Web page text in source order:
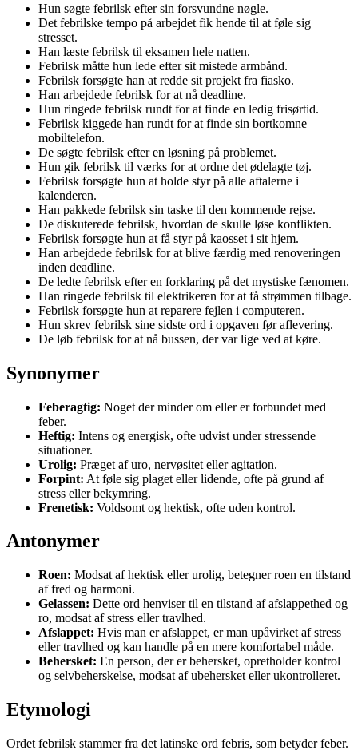
Hun søgte febrilsk efter sin forsvundne nøgle.
Det febrilske tempo på arbejdet fik hende til at føle sig
stresset.
Han læste febrilsk til eksamen hele natten.
Febrilsk måtte hun lede efter sit mistede armbånd.
Febrilsk forsøgte han at redde sit projekt fra fiasko.
Han arbejdede febrilsk for at nå deadline.
Hun ringede febrilsk rundt for at finde en ledig frisørtid.
Febrilsk kiggede han rundt for at finde sin bortkomne
mobiltelefon.
De søgte febrilsk efter en løsning på problemet.
Hun gik febrilsk til værks for at ordne det ødelagte tøj.
Febrilsk forsøgte hun at holde styr på alle aftalerne i
kalenderen.
Han pakkede febrilsk sin taske til den kommende rejse.
De diskuterede febrilsk, hvordan de skulle løse konflikten.
Febrilsk forsøgte hun at få styr på kaosset i sit hjem.
Han arbejdede febrilsk for at blive færdig med renoveringen
inden deadline.
De ledte febrilsk efter en forklaring på det mystiske fænomen.
Han ringede febrilsk til elektrikeren for at få strømmen tilbage.
Febrilsk forsøgte hun at reparere fejlen i computeren.
Hun skrev febrilsk sine sidste ord i opgaven før aflevering.
De løb febrilsk for at nå bussen, der var lige ved at køre.
Synonymer
Feberagtig: Noget der minder om eller er forbundet med
feber.
Heftig: Intens og energisk, ofte udvist under stressende
situationer.
Urolig: Præget af uro, nervøsitet eller agitation.
Forpint: At føle sig plaget eller lidende, ofte på grund af
stress eller bekymring.
Frenetisk: Voldsomt og hektisk, ofte uden kontrol.
Antonymer
Roen: Modsat af hektisk eller urolig, betegner roen en tilstand
af fred og harmoni.
Gelassen: Dette ord henviser til en tilstand af afslappethed og
ro, modsat af stress eller travlhed.
Afslappet: Hvis man er afslappet, er man upåvirket af stress
eller travlhed og kan handle på en mere komfortabel måde.
Behersket: En person, der er behersket, opretholder kontrol
og selvbeherskelse, modsat af ubehersket eller ukontrolleret.
Etymologi
Ordet febrilsk stammer fra det latinske ord febris, som betyder feber.